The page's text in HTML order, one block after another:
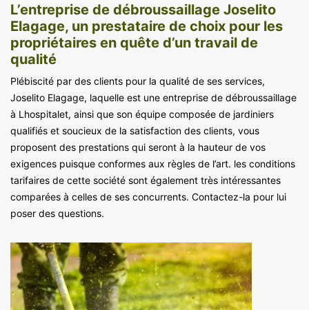
L’entreprise de débroussaillage Joselito
Elagage, un prestataire de choix pour les
propriétaires en quête d’un travail de
qualité
Plébiscité par des clients pour la qualité de ses services,
Joselito Elagage, laquelle est une entreprise de débroussaillage
à Lhospitalet, ainsi que son équipe composée de jardiniers
qualifiés et soucieux de la satisfaction des clients, vous
proposent des prestations qui seront à la hauteur de vos
exigences puisque conformes aux règles de l’art. les conditions
tarifaires de cette société sont également très intéressantes
comparées à celles de ses concurrents. Contactez-la pour lui
poser des questions.